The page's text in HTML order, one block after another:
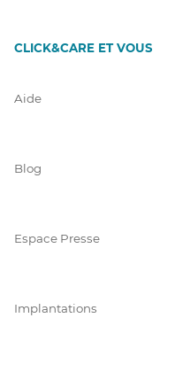
CLICK&CARE ET VOUS
Aide
Blog
Espace Presse
Implantations